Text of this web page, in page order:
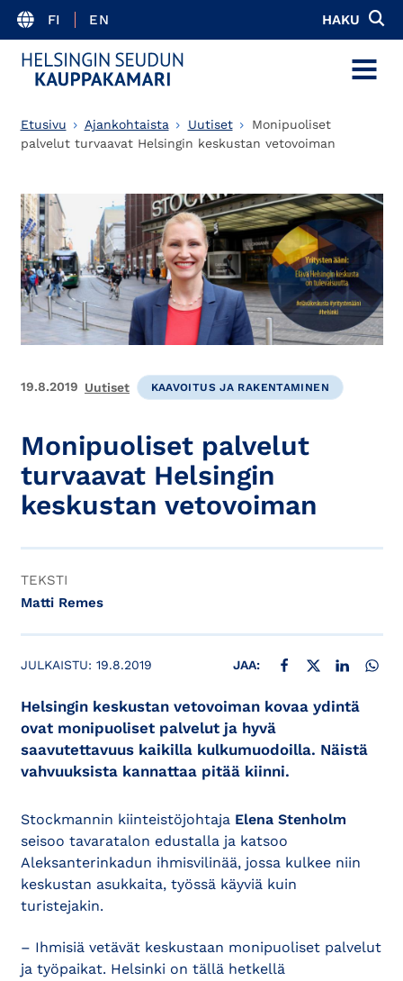
FI EN HAKU
MENU
Etusivu Ajankohtaista Uutiset
Monipuoliset
palvelut turvaavat Helsingin keskustan vetovoiman
19.8.2019 Uutiset KAAVOITUS JA RAKENTAMINEN
Monipuoliset palvelut
turvaavat Helsingin
keskustan vetovoiman
TEKSTI
Matti Remes
JULKAISTU: 19.8.2019 JAA: JAA FACEBOOKISSA
JAA X:SSÄ JAA
Helsingin keskustan vetovoiman kovaa ydintä
ovat monipuoliset palvelut ja hyvä
saavutettavuus kaikilla kulkumuodoilla. Näistä
vahvuuksista kannattaa pitää kiinni.
Stockmannin kiinteistöjohtaja Elena Stenholm
seisoo tavaratalon edustalla ja katsoo
Aleksanterinkadun ihmisvilinää, jossa kulkee niin
keskustan asukkaita, työssä käyviä kuin
turistejakin.
– Ihmisiä vetävät keskustaan monipuoliset palvelut
ja työpaikat. Helsinki on tällä hetkellä